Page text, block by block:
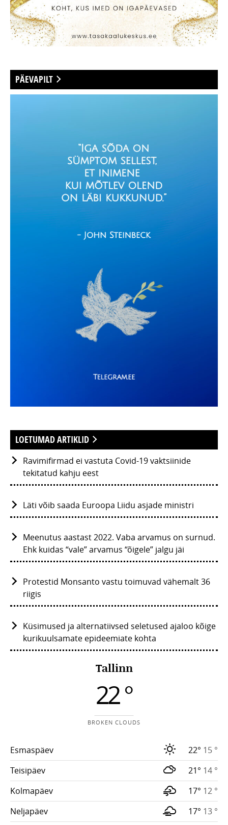
PÄEVAPILT
LOETUMAD ARTIKLID
Ravimifirmad ei vastuta Covid-19 vaktsiinide
tekitatud kahju eest
Läti võib saada Euroopa Liidu asjade ministri
Meenutus aastast 2022. Vaba arvamus on surnud.
Ehk kuidas “vale” arvamus “õigele” jalgu jäi
Protestid Monsanto vastu toimuvad vähemalt 36
riigis
Küsimused ja alternatiivsed seletused ajaloo kõige
kurikuulsamate epideemiate kohta
Tallinn
22 °
BROKEN CLOUDS
Esmaspäev 22° 15 °
Teisipäev
21° 14 °
Kolmapäev
17° 12 °
Neljapäev
17° 13 °